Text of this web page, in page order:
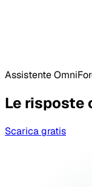
Assistente
Le risposte
Scarica gratis